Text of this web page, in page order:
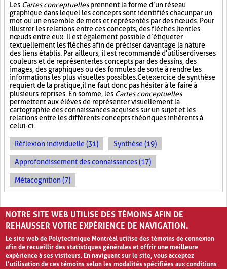
Les Cartes conceptuellesprennent la forme d’un réseau
graphique dans lequel les concepts sont identifiés chacun par un
mot ou un ensemble de mots et représentés par des nœuds. Pour
illustrer les relations entre ces concepts, des flèches lient les
nœuds entre eux. Il est également possible d’étiqueter
textuellement les flèches afin de préciser davantage la nature
des liens établis. Par ailleurs, il est recommandé d'utiliser diverses
couleurs et de représenter les concepts par des dessins, des
images, des graphiques ou des formules de sorte à rendre les
informations les plus visuelles possibles. Cet exercice de synthèse
requiert de la pratique, il ne faut donc pas hésiter à le faire à
plusieurs reprises. En somme, les Cartes conceptuelles
permettent aux élèves de représenter visuellement la
cartographie des connaissances acquises sur un sujet et les
relations entre les différents concepts théoriques inhérents à
celui-ci.
Réflexion individuelle (31) Synthèse (19)
Approfondissement des connaissances (17)
Métacognition (7)
PAGES
« ‹ 1 2 3
NOTRE SITE WEB UTILISE DES TÉMOINS AFIN DE
REHAUSSER VOTRE EXPÉRIENCE DE NAVIGATION.
Le site web de Polytechnique Montréal utilise des témoins de connexion
afin de recueillir des statistiques générales et offrir une meilleure
expérience à ses visiteurs. En naviguant sur le site, vous acceptez
l’utilisation de ces témoins selon les modalités spécifiées aux conditions